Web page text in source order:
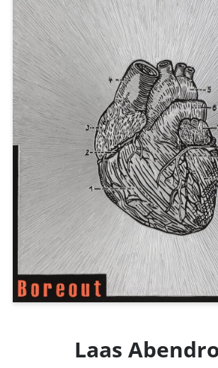
Laas